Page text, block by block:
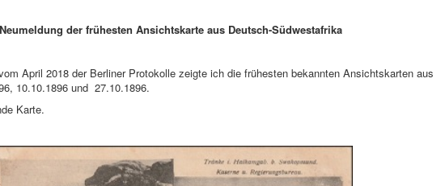
Neumeldung der frühesten Ansichtskarte aus Deutsch-Südwestafrika
April 2018 der Berliner Protokolle zeigte ich die frühesten bekannten Ansichtskarten aus
10.10.1896 und 27.10.1896.
Karte.